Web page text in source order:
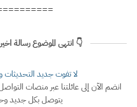
👇 انتهى الموضوع رسالة
لا تفوت جديد التحديثات
انضم الآن إلى عائلتنا عبر منصات
يتوصل بكل جديد